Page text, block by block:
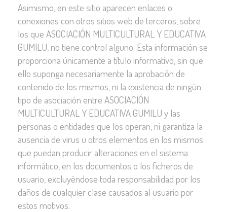
Asimismo, en este sitio aparecen enlaces o
conexiones con otros sitios web de terceros, sobre
los que ASOCIACIÓN MULTICULTURAL Y EDUCATIVA
GUMILU, no tiene control alguno. Esta información se
proporciona únicamente a título informativo, sin que
ello suponga necesariamente la aprobación de
contenido de los mismos, ni la existencia de ningún
tipo de asociación entre ASOCIACIÓN
MULTICULTURAL Y EDUCATIVA GUMILU y las
personas o entidades que los operan, ni garantiza la
ausencia de virus u otros elementos en los mismos
que puedan producir alteraciones en el sistema
informático, en los documentos o los ficheros de
usuario, excluyéndose toda responsabilidad por los
daños de cualquier clase causados al usuario por
estos motivos.